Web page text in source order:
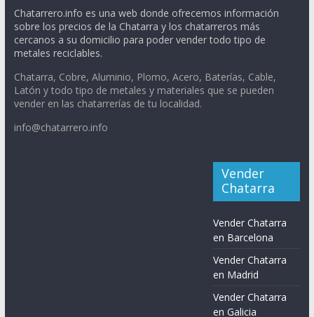
Chatarrero.info es una web donde ofrecemos información
sobre los precios de la Chatarra y los chatarreros más
cercanos a su domicilio para poder vender todo tipo de
metales reciclables.
Chatarra, Cobre, Aluminio, Plomo, Acero, Baterías, Cable,
Latón y todo tipo de metales y materiales que se pueden
vender en las chatarrerías de tu localidad.
info@chatarrero.info
Vender
Chatarra
Vender Chatarra
en Barcelona
Vender Chatarra
en Madrid
Vender Chatarra
en Galicia